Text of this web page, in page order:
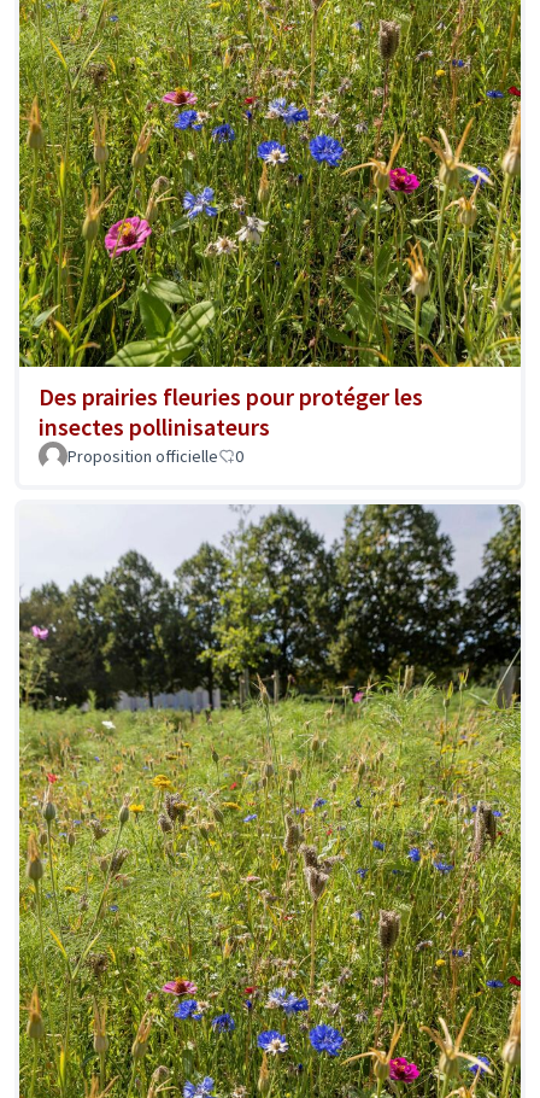
Des prairies fleuries pour protéger les
insectes pollinisateurs
Proposition officielle 0